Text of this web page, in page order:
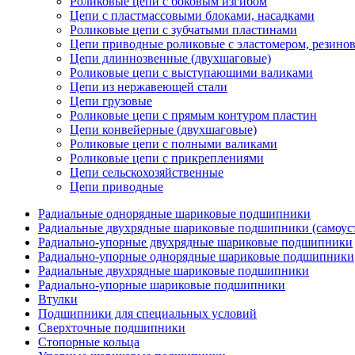
Цепи с пластмассовыми блоками, насадками
Роликовые цепи с зубчатыми пластинами
Цепи приводные роликовые с эластомером,
Цепи длиннозвенные (двухшаговые)
Роликовые цепи с выступающими валиками
Цепи из нержавеющей стали
Цепи грузовые
Роликовые цепи с прямым контуром пластин
Цепи конвейерные (двухшаговые)
Роликовые цепи с полными валиками
Роликовые цепи с прикреплениями
Цепи сельскохозяйственные
Цепи приводные
Радиальные однорядные шариковые подшипники
Радиальные двухрядные шариковые подшипники
Радиально-упорные двухрядные шариковые подшипники
Радиально-упорные однорядные шариковые подшипники
Радиальные двухрядные шариковые подшипники
Радиально-упорные шариковые подшипники
Втулки
Подшипники для специальных условий
Сверхточные подшипники
Стопорные кольца